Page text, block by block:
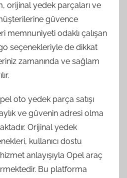
orijinal yedek parçaları ve
güvence
memnuniyeti odaklı çalışan
seçenekleriyle de dikkat
zamanında ve sağlam
oto yedek parça satışı
ve güvenin adresi olma
Orijinal yedek
kullanıcı dostu
anlayışıyla Opel araç
Bu platforma